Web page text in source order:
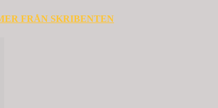
FRÅN SKRIBENTEN